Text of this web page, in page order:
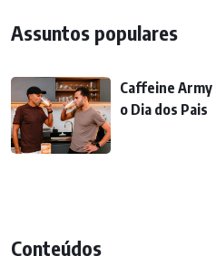
Assuntos populares
Caffeine Army
o Dia dos Pais
Conteúdos